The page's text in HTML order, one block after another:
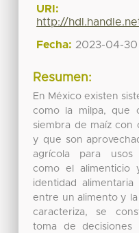
URI:
http://
Fecha: 2023-04-30
Resumen:
En México existen
como la milpa, que
siembra de maíz con
y que son
agrícola para usos
como el alimenticio
identidad
entre un alimento y
caracteriza, se
toma de decisiones